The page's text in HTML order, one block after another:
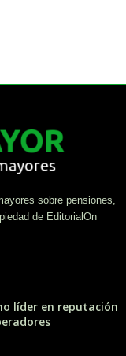
sobre pensiones,
de EditorialOn
líder en reputación